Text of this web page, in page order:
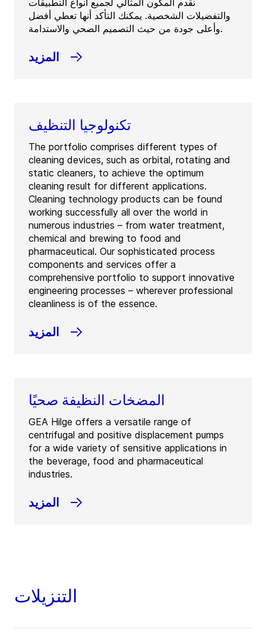
نقدم المكون المثالي لجميع أنواع التطبيقات
والتفضيلات الشخصية. يمكنك التأكد أنها تعطي أفضل
وأعلى جودة من حيث التصميم الصحي والاستدامة.
المزيد
تكنولوجيا التنظيف
The portfolio comprises different types of
cleaning devices, such as orbital, rotating and
static cleaners, to achieve the optimum
cleaning result for different applications.
Cleaning technology products can be found
working successfully all over the world in
numerous industries – from water treatment,
chemical and brewing to food and
pharmaceutical. Our sophisticated process
components and services offer a
comprehensive portfolio to support innovative
engineering processes – wherever professional
cleanliness is of the essence.
المزيد
المضخات النظيفة صحيًا
GEA Hilge offers a versatile range of
centrifugal and positive displacement pumps
for a wide variety of sensitive applications in
the beverage, food and pharmaceutical
industries.
المزيد
التنزيلات